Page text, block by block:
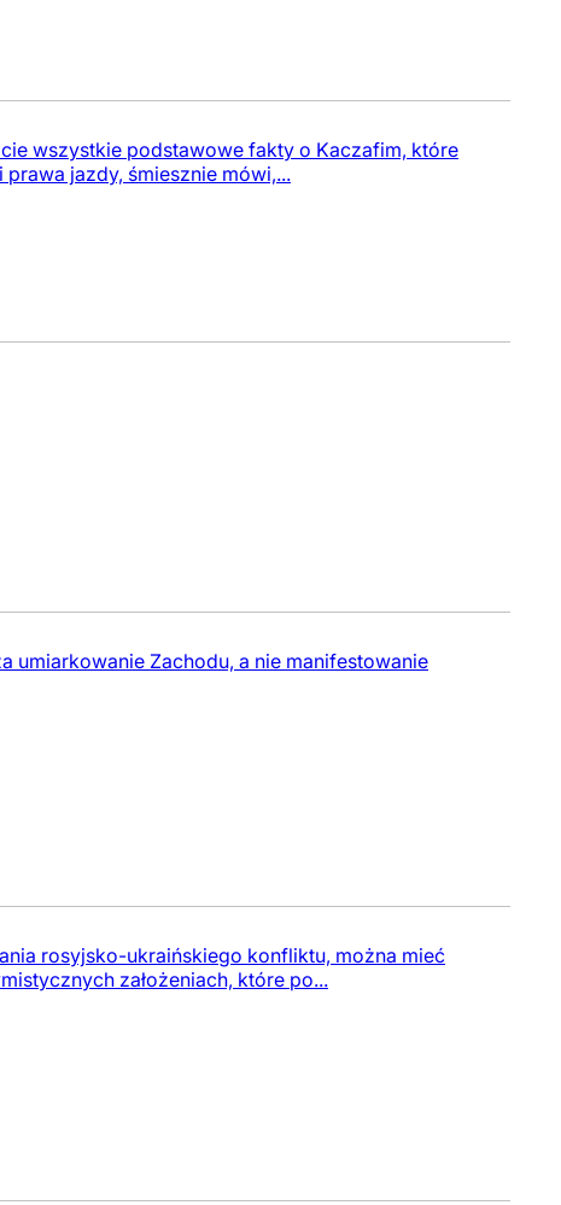
wszystkie podstawowe fakty o Kaczafim, które
jazdy, śmiesznie mówi,...
umiarkowanie Zachodu, a nie manifestowanie
rosyjsko-ukraińskiego konfliktu, można mieć
założeniach, które po...